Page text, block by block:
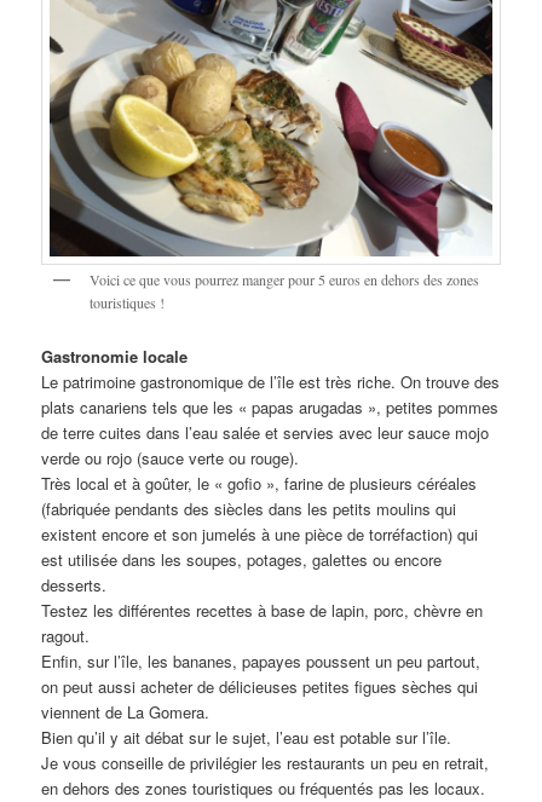
Voici ce que vous pourrez manger pour 5 euros en dehors des zones
touristiques !
Gastronomie locale
Le patrimoine gastronomique de l’île est très riche. On trouve des
plats canariens tels que les « papas arugadas », petites pommes
de terre cuites dans l’eau salée et servies avec leur sauce mojo
verde ou rojo (sauce verte ou rouge).
Très local et à goûter, le « gofio », farine de plusieurs céréales
(fabriquée pendants des siècles dans les petits moulins qui
existent encore et son jumelés à une pièce de torréfaction) qui
est utilisée dans les soupes, potages, galettes ou encore
desserts.
Testez les différentes recettes à base de lapin, porc, chèvre en
ragout.
Enfin, sur l’île, les bananes, papayes poussent un peu partout,
on peut aussi acheter de délicieuses petites figues sèches qui
viennent de La Gomera.
Bien qu’il y ait débat sur le sujet, l’eau est potable sur l’île.
Je vous conseille de privilégier les restaurants un peu en retrait,
en dehors des zones touristiques ou fréquentés pas les locaux.